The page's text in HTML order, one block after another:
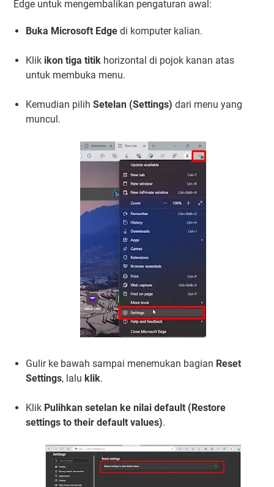
Edge untuk mengembalikan pengaturan awal:
Buka Microsoft Edge di komputer kalian.
Klik ikon tiga titik horizontal di pojok kanan atas
untuk membuka menu.
Kemudian pilih Setelan (Settings) dari menu yang
muncul.
Gulir ke bawah sampai menemukan bagian Reset
Settings, lalu klik.
Klik Pulihkan setelan ke nilai default (Restore
settings to their default values).